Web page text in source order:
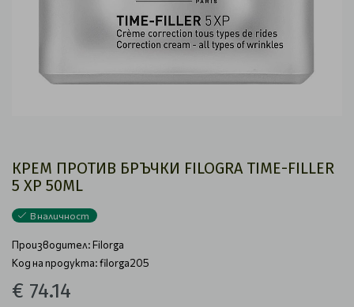
КРЕМ ПРОТИВ БРЪЧКИ FILOGRA TIME-FILLER
5 XP 50ML
В наличност
Производител:Filorga
Код на продукта: filorga205
€ 74.14